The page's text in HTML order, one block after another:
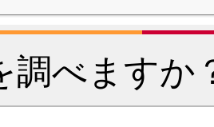
調べますか